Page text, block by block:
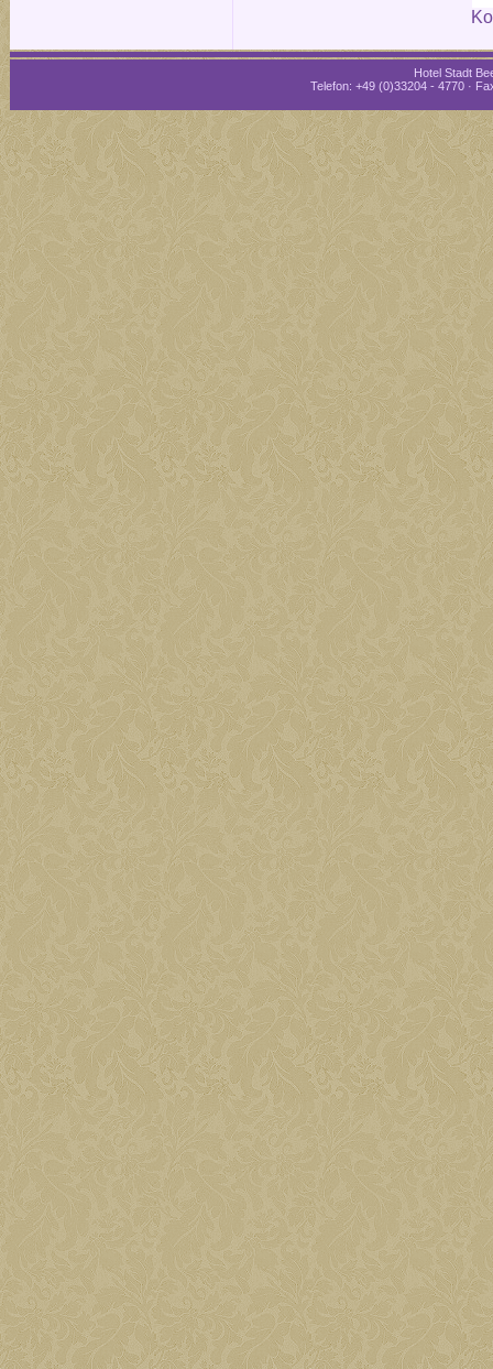
Hotel Stadt
Telefon: +49 (0)33204 - 4770 ·